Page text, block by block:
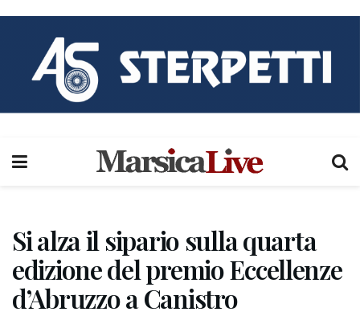
Si alza il sipario sulla quarta
edizione del premio Eccellenze
d’Abruzzo a Canistro